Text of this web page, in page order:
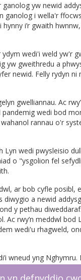
yw newid
i wella'r
i’r gwaith
wedi'i weld yw'r
gweithredu a
newid. Felly rydyn
gwelliannau. Ac
wedi bod
rannau o'r
wedi pwysleisio
o "ysgolion fel
ar bob cyfle
a newid
y pethau
rwy’n meddwl
wedi'u rhagweld,
wneud yng
ar symud a bydd hyn